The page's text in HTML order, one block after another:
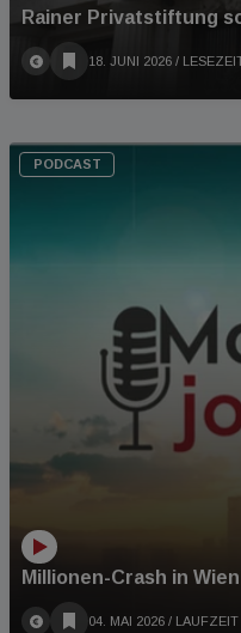
Rainer Privatstiftung
18. JUNI 2026 /
PODCAST
Millionen-Crash in Wien
04. MAI 2026 / LAUFZEIT